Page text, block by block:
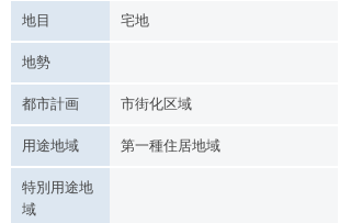
地目 宅地
地勢
都市計画 市街化区域
用途地域 第一種住居地域
特別用途地
域